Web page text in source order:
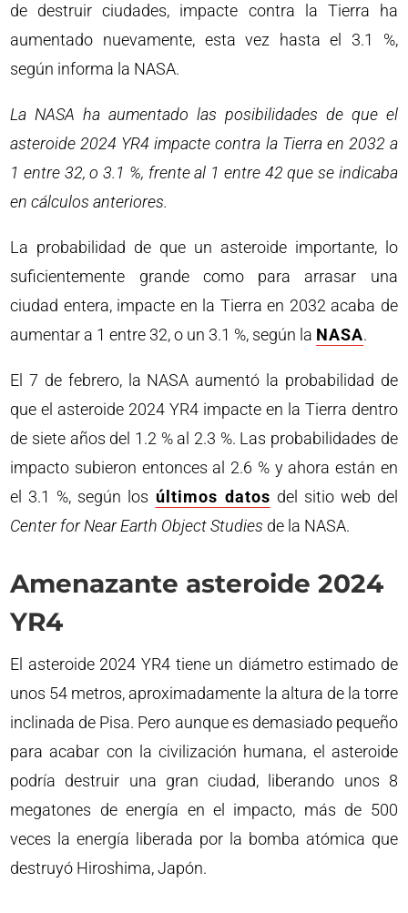
de destruir ciudades, impacte contra la Tierra ha
aumentado nuevamente, esta vez hasta el 3.1 %,
según informa la NASA.
La NASA ha aumentado las posibilidades de que el
asteroide 2024 YR4 impacte contra la Tierra en 2032 a
1 entre 32, o 3.1 %, frente al 1 entre 42 que se indicaba
en cálculos anteriores.
La probabilidad de que un asteroide importante, lo
suficientemente grande como para arrasar una
ciudad entera, impacte en la Tierra en 2032 acaba de
aumentar a 1 entre 32, o un 3.1 %, según la NASA.
El 7 de febrero, la NASA aumentó la probabilidad de
que el asteroide 2024 YR4 impacte en la Tierra dentro
de siete años del 1.2 % al 2.3 %. Las probabilidades de
impacto subieron entonces al 2.6 % y ahora están en
el 3.1 %, según los últimos datos del sitio web del
Center for Near Earth Object Studies de la NASA.
Amenazante asteroide 2024
YR4
El asteroide 2024 YR4 tiene un diámetro estimado de
unos 54 metros, aproximadamente la altura de la torre
inclinada de Pisa. Pero aunque es demasiado pequeño
para acabar con la civilización humana, el asteroide
podría destruir una gran ciudad, liberando unos 8
megatones de energía en el impacto, más de 500
veces la energía liberada por la bomba atómica que
destruyó Hiroshima, Japón.